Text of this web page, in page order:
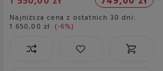
Najniższa cena z ostatnich 30 dni:
1 650,00 zł -6%